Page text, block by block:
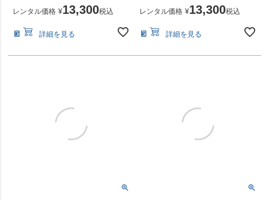
レンタル価格 ¥13,300税込
詳細を見る
レンタル価格 ¥13,300税込
詳細を見る